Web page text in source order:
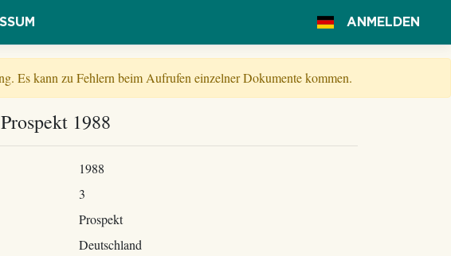
ANMELDEN
Es kann zu Fehlern beim Aufrufen einzelner Dokumente kommen.
1988
1988
3
Prospekt
Deutschland